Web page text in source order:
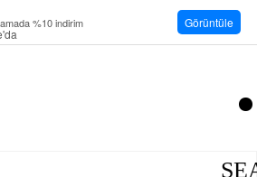
%10 indirim Görüntüle